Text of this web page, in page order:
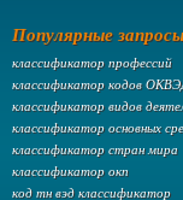
Популярные запросы
классификатор профессий
классификатор кодов
классификатор видов
классификатор основных
классификатор стран мира
классификатор окп
код тн вэд классификатор